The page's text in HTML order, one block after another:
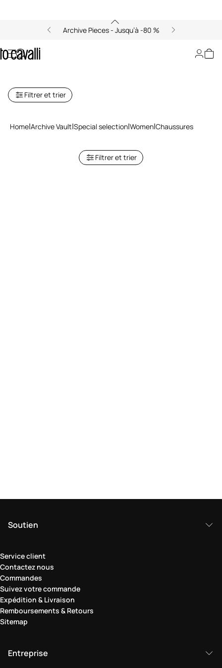
Archive Pieces - Jusqu’à -80 %
Archive : Sélection Chaussures
Femme en Solde
Filtrer et trier
Home Archive Vault Special selection Women Chaussures
Filtrer et trier
Soutien
Service client
Contactez nous
Commandes
Suivez votre commande
Expédition & Livraison
Remboursements & Retours
Sitemap
Entreprise